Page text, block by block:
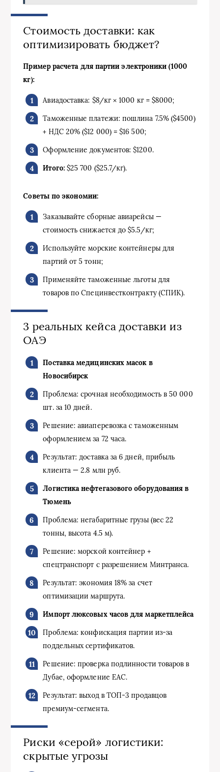
Стоимость доставки: как
оптимизировать бюджет?
Пример расчета для партии электроники (1000
кг):
Авиадоставка: $8/кг × 1000 кг = $8000;
Таможенные платежи: пошлина 7.5% ($4500)
+ НДС 20% ($12 000) = $16 500;
Оформление документов: $1200.
Итого:$25 700 ($25.7/кг).
Советы по экономии:
Заказывайте сборные авиарейсы —
стоимость снижается до $5.5/кг;
Используйте морские контейнеры для
партий от 5 тонн;
Применяйте таможенные льготы для
товаров по Специнвестконтракту (СПИК).
3 реальных кейса доставки из
ОАЭ
Поставка медицинских масок в
Новосибирск
Проблема: срочная необходимость в 50 000
шт. за 10 дней.
Решение: авиаперевозка с таможенным
оформлением за 72 часа.
Результат: доставка за 6 дней, прибыль
клиента — 2.8 млн руб.
Логистика нефтегазового оборудования в
Тюмень
Проблема: негабаритные грузы (вес 22
тонны, высота 4.5 м).
Решение: морской контейнер +
спецтранспорт с разрешением Минтранса.
Результат: экономия 18% за счет
оптимизации маршрута.
Импорт люксовых часов для маркетплейса
Проблема: конфискация партии из-за
поддельных сертификатов.
Решение: проверка подлинности товаров в
Дубае, оформление EAC.
Результат: выход в ТОП-3 продавцов
премиум-сегмента.
Риски «серой» логистики:
скрытые угрозы